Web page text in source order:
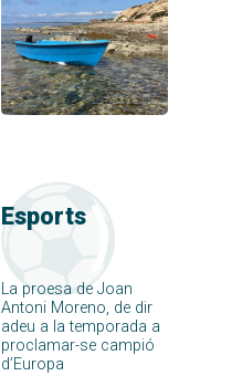
Esports
La proesa de Joan
Antoni Moreno, de dir
adeu a la temporada a
proclamar-se campió
d’Europa